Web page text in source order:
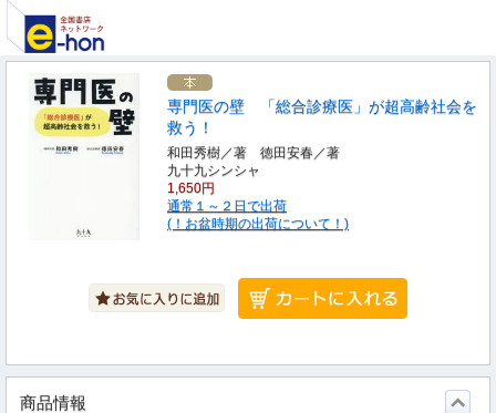
専門医の壁 「総合診療医」が超高齢社会を
救う！
和田秀樹／著 徳田安春／著
九十九シンシャ
1,650円
通常１～２日で出荷
(！お盆時期の出荷について！)
商品情報